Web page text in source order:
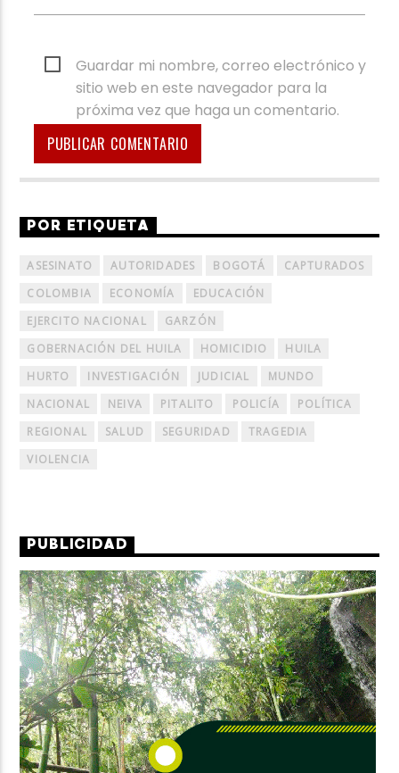
Guardar mi nombre, correo electrónico y
sitio web en este navegador para la
próxima vez que haga un comentario.
POR ETIQUETA
ASESINATO AUTORIDADES BOGOTÁ
CAPTURADOS
COLOMBIA
ECONOMÍA
EDUCACIÓN
EJERCITO NACIONAL
GARZÓN
GOBERNACIÓN DEL HUILA
HOMICIDIO
HUILA
HURTO
INVESTIGACIÓN JUDICIAL
MUNDO
NACIONAL
NEIVA PITALITO POLICÍA
POLÍTICA
REGIONAL
SALUD SEGURIDAD
TRAGEDIA
VIOLENCIA
PUBLICIDAD